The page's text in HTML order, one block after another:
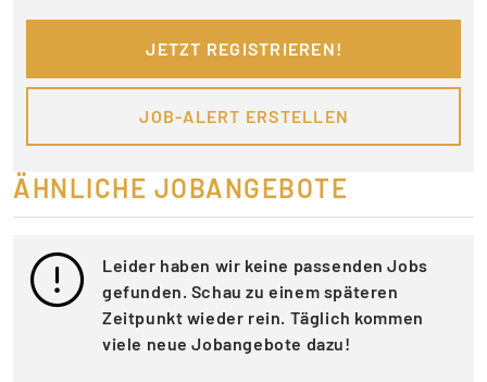
JETZT REGISTRIEREN!
JOB-ALERT ERSTELLEN
ÄHNLICHE JOBANGEBOTE
Leider haben wir keine passenden Jobs
gefunden. Schau zu einem späteren
Zeitpunkt wieder rein. Täglich kommen
viele neue Jobangebote dazu!